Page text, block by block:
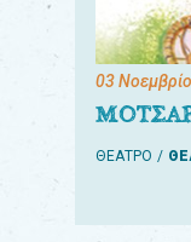
03
ΘΕΑΤΡΟ